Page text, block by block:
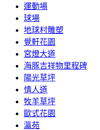
運動場
球場
地球村雕塑
覺軒花園
宮燈大道
海豚吉祥物里程碑
陽光草坪
情人道
牧羊草坪
歐式花園
瀛苑